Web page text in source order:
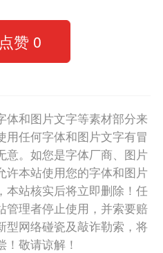
点赞 0
体和图片文字等素材部分来
用任何字体和图片文字有冒
意。如您是字体厂商、图片
许本站使用您的字体和图片
本站核实后将立即删除！任
管理者停止使用，并索要赔
型网络碰瓷及敲诈勒索，将
敬请谅解！